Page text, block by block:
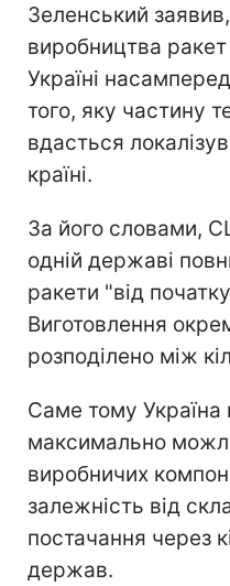
Зеленський
виробництва
Україні
того, яку частину
вдасться
країні.
За його словами,
одній державі
ракети "від
Виготовлення
розподілено між
Саме тому Україна
максимально
виробничих
залежність від
постачання через
держав.